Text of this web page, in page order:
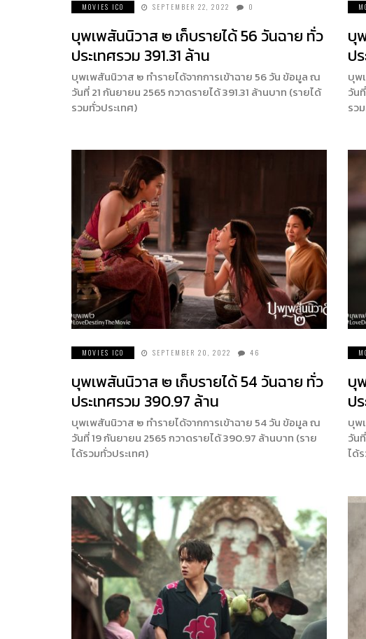
MOVIES ICO SEPTEMBER 22, 2022 0
บุพเพสันนิวาส ๒ เก็บรายได้ 56 วันฉาย ทั่ว
ประเทศรวม 391.31 ล้าน
บุพเพสันนิวาส ๒ ทำรายได้จากการเข้าฉาย 56 วัน ข้อมูล ณ
วันที่ 21 กันยายน 2565 กวาดรายได้ 391.31 ล้านบาท (รายได้
รวมทั่วประเทศ)
บุ
ป
บุพ
วัน
รว
MOVIES ICO SEPTEMBER 20, 2022 46
บุพเพสันนิวาส ๒ เก็บรายได้ 54 วันฉาย ทั่ว
ประเทศรวม 390.97 ล้าน
บุพเพสันนิวาส ๒ ทำรายได้จากการเข้าฉาย 54 วัน ข้อมูล ณ
วันที่ 19 กันยายน 2565 กวาดรายได้ 390.97 ล้านบาท (ราย
ได้รวมทั่วประเทศ)
บุ
ป
บุพ
วัน
ได้